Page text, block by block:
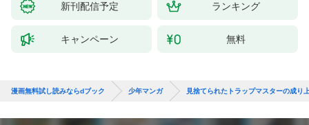
新刊配信予定 ランキング
キャンペーン 無料
漫画無料試し読みならdブック 少年マンガ 見捨てられたトラップマスターの成り